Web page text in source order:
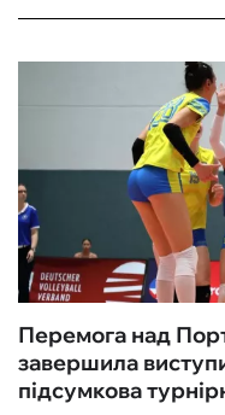
Перемога над
завершила
підсумкова